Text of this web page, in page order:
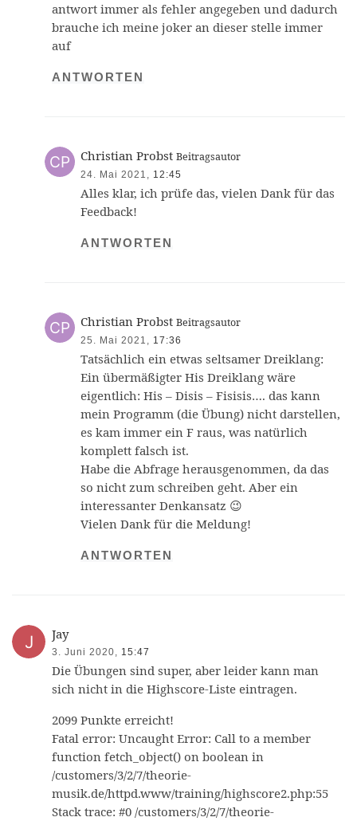
antwort immer als fehler angegeben und dadurch
brauche ich meine joker an dieser stelle immer
auf
ANTWORTEN
Christian Probst Beitragsautor
24. Mai 2021, 12:45
Alles klar, ich prüfe das, vielen Dank für das
Feedback!
ANTWORTEN
Christian Probst Beitragsautor
25. Mai 2021, 17:36
Tatsächlich ein etwas seltsamer Dreiklang:
Ein übermäßigter His Dreiklang wäre
eigentlich: His – Disis – Fisisis…. das kann
mein Programm (die Übung) nicht darstellen,
es kam immer ein F raus, was natürlich
komplett falsch ist.
Habe die Abfrage herausgenommen, da das
so nicht zum schreiben geht. Aber ein
interessanter Denkansatz 😉
Vielen Dank für die Meldung!
ANTWORTEN
Jay
3. Juni 2020, 15:47
Die Übungen sind super, aber leider kann man
sich nicht in die Highscore-Liste eintragen.
2099 Punkte erreicht!
Fatal error: Uncaught Error: Call to a member
function fetch_object() on boolean in
/customers/3/2/7/theorie-
musik.de/httpd.www/training/highscore2.php:55
Stack trace: #0 /customers/3/2/7/theorie-